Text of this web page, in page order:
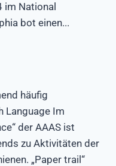
im National
bot einen...
häufig
Language Im
der AAAS ist
zu Aktivitäten der
„Paper trail“